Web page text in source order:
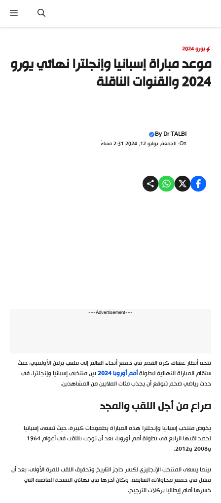
المحتوى
يورو 2024
موعد مباراة إسبانيا وإنجلترا نهائي يورو
2024 والقنوات الناقلة
ByDr TALBI
On: الجمعة, يوليو 12, 2024 2:31 مساءً
---Advertisement---
تتجه أنظار عشاق كرة القدم في جميع أنحاء العالم إلى ملعب برلين الأولمبي، حيث
ستقام المباراة النهائية لبطولةأمم أوروبا 2024
بين منتخبي إسبانيا وإنجلترا، في
حدث رياضي ضخم يُتوقع أن يجذب مئات الملايين من المشاهدين.
صراع من أجل اللقب والمجد
يخوض منتخب إسبانيا وإنجلترا هذه المباراة بِطموحات كبيرة، حيث تسعى إسبانيا
لحصد لقبها الرابع في بطولة أمم أوروبا، بعد أن توجت باللقب في أعوام 1964
و2008 و2012.
بينما يسعى المنتخب الإنجليزي لكسر حاجز التاريخ وتحقيق اللقب للمرة الأولى، بعد أن
فشل في جميع محاولاته السابقة، وكان آخرها في نهائي النسخة الماضية التي
خسرها أمام إيطاليا بركلات الترجيح.